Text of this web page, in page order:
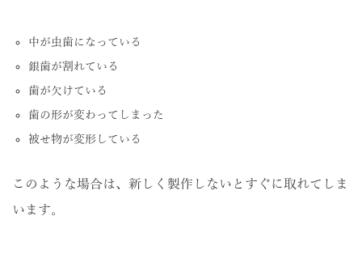
中が虫歯になっている
銀歯が割れている
歯が欠けている
歯の形が変わってしまった
被せ物が変形している
このような場合は、新しく製作しないとすぐに取れてしま
います。